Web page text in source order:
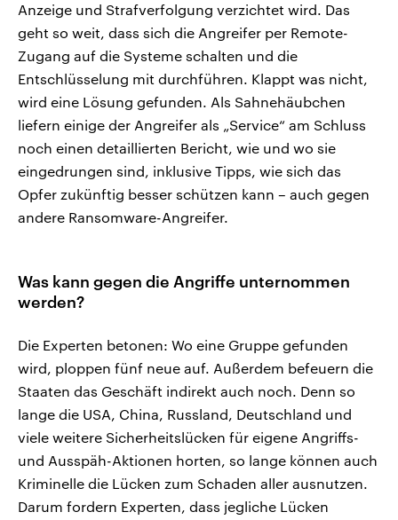
Anzeige und Strafverfolgung verzichtet wird. Das
geht so weit, dass sich die Angreifer per Remote-
Zugang auf die Systeme schalten und die
Entschlüsselung mit durchführen. Klappt was nicht,
wird eine Lösung gefunden. Als Sahnehäubchen
liefern einige der Angreifer als „Service“ am Schluss
noch einen detaillierten Bericht, wie und wo sie
eingedrungen sind, inklusive Tipps, wie sich das
Opfer zukünftig besser schützen kann – auch gegen
andere Ransomware-Angreifer.
Was kann gegen die Angriffe unternommen
werden?
Die Experten betonen: Wo eine Gruppe gefunden
wird, ploppen fünf neue auf. Außerdem befeuern die
Staaten das Geschäft indirekt auch noch. Denn so
lange die USA, China, Russland, Deutschland und
viele weitere Sicherheitslücken für eigene Angriffs-
und Ausspäh-Aktionen horten, so lange können auch
Kriminelle die Lücken zum Schaden aller ausnutzen.
Darum fordern Experten, dass jegliche Lücken